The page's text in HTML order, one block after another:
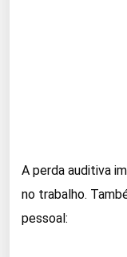
A perda auditiva
no trabalho.
pessoal: